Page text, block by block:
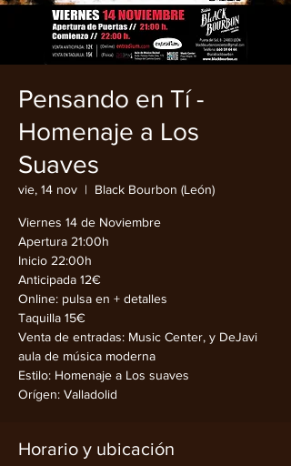
Pensando en Tí -
Homenaje a Los
Suaves
vie, 14 nov
  |
Black Bourbon (León)
Viernes 14 de Noviembre
Apertura 21:00h
Inicio 22:00h
Anticipada 12€
Online: pulsa en + detalles
Taquilla 15€
Venta de entradas: Music Center, y DeJavi
aula de música moderna
Estilo: Homenaje a Los suaves
Orígen: Valladolid
Horario y ubicación